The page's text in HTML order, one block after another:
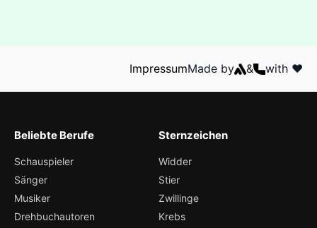
ImpressumMade by & with ❤️
Beliebte Berufe
Schauspieler
Sänger
Musiker
Drehbuchautoren
Sternzeichen
Widder
Stier
Zwillinge
Krebs